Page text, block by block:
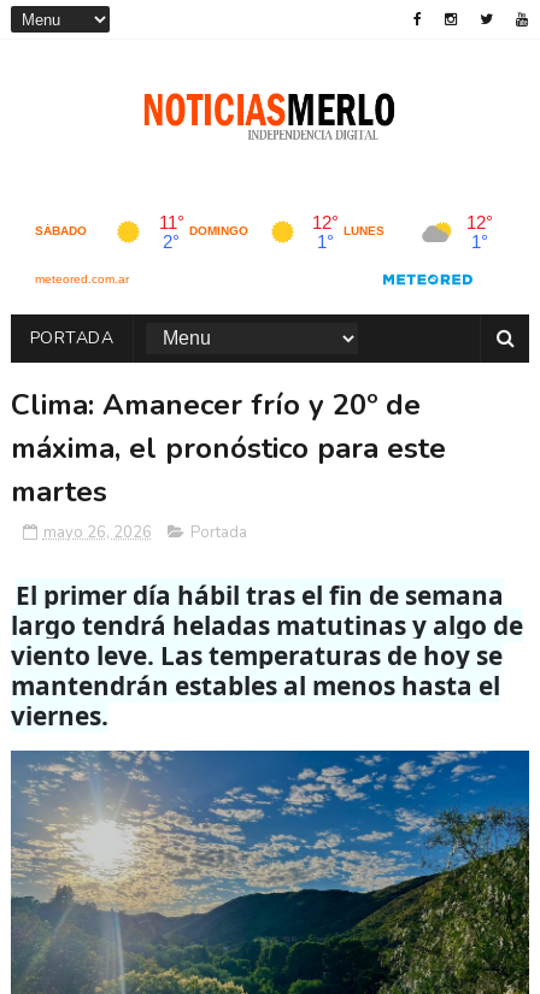
PORTADA
Clima: Amanecer frío y 20º de
máxima, el pronóstico para este
martes
mayo 26, 2026 Portada
El primer día hábil tras el fin de semana
largo tendrá heladas matutinas y algo de
viento leve. Las temperaturas de hoy se
mantendrán estables al menos hasta el
viernes.